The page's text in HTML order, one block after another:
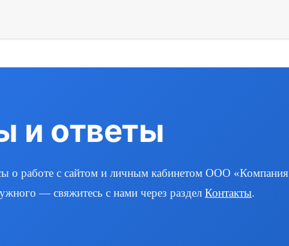
и ответы
о работе с сайтом и личным кабинетом ООО «Компания
— свяжитесь с нами через раздел Контакты.